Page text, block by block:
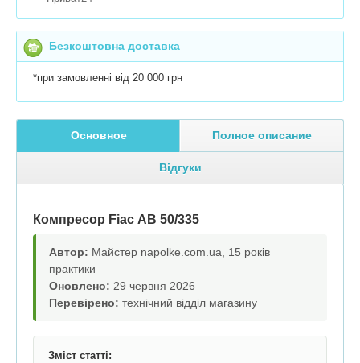
Безкоштовна доставка
*при замовленні від 20 000 грн
Основное Полное описание
Відгуки
Компресор Fiac АВ 50/335
Автор: Майстер napolke.com.ua, 15 років
практики
Оновлено: 29 червня 2026
Перевірено: технічний відділ магазину
Зміст статті: